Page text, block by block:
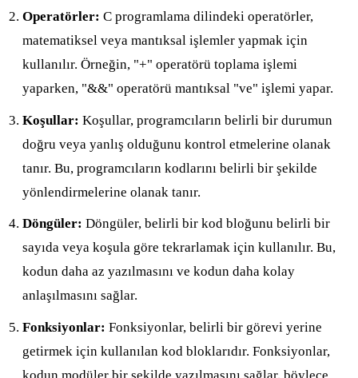
Operatörler: C programlama dilindeki operatörler,
matematiksel veya mantıksal işlemler yapmak için
kullanılır. Örneğin, "+" operatörü toplama işlemi
yaparken, "&&" operatörü mantıksal "ve" işlemi yapar.
Koşullar: Koşullar, programcıların belirli bir durumun
doğru veya yanlış olduğunu kontrol etmelerine olanak
tanır. Bu, programcıların kodlarını belirli bir şekilde
yönlendirmelerine olanak tanır.
Döngüler: Döngüler, belirli bir kod bloğunu belirli bir
sayıda veya koşula göre tekrarlamak için kullanılır. Bu,
kodun daha az yazılmasını ve kodun daha kolay
anlaşılmasını sağlar.
Fonksiyonlar: Fonksiyonlar, belirli bir görevi yerine
getirmek için kullanılan kod bloklarıdır. Fonksiyonlar,
kodun modüler bir şekilde yazılmasını sağlar, böylece